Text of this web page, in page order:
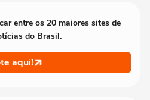
entre os 20 maiores sites de
do Brasil.
aqui!